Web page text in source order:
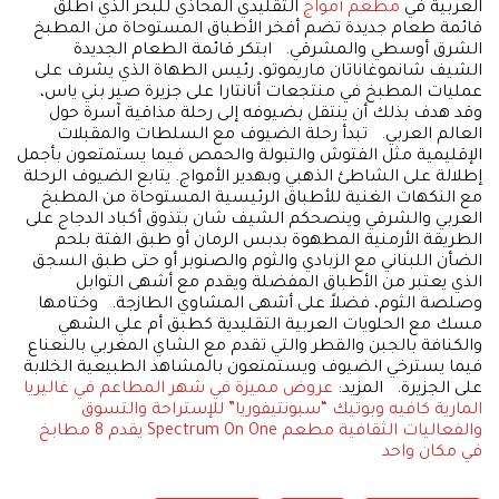
العربية في مطعم أمواج التقليدي المحاذي للبحر الذي أطلق
قائمة طعام جديدة تضم أفخر الأطباق المستوحاة من المطبخ
الشرق أوسطي والمشرقي. ابتكر قائمة الطعام الجديدة
الشيف شانموغاناتان ماريموتو، رئيس الطهاة الذي يشرف على
عمليات المطبخ في منتجعات أنانتارا على جزيرة صير بني ياس،
وقد هدف بذلك أن ينتقل بضيوفه إلى رحلة مذاقية آسرة حول
العالم العربي. تبدأ رحلة الضيوف مع السلطات والمقبلات
الإقليمية مثل الفتوش والتبولة والحمص فيما يستمتعون بأجمل
إطلالة على الشاطئ الذهبي وبهدير الأمواج. يتابع الضيوف الرحلة
مع النكهات الغنية للأطباق الرئيسية المستوحاة من المطبخ
العربي والشرقي وينصحكم الشيف شان بتذوق أكباد الدجاج على
الطريقة الأرمنية المطهوة بدبس الرمان أو طبق الفتة بلحم
الضأن اللبناني مع الزبادي والثوم والصنوبر أو حتى طبق السجق
الذي يعتبر من الأطباق المفضلة ويقدم مع أشهى التوابل
وصلصة الثوم، فضلاً على أشهى المشاوي الطازجة. وختامها
مسك مع الحلويات العربية التقليدية كطبق أم علي الشهي
والكنافة بالجبن والقطر والتي تقدم مع الشاي المغربي بالنعناع
فيما يسترخي الضيوف ويستمتعون بالمشاهد الطبيعية الخلابة
على الجزيرة. المزيد: عروض مميزة في شهر المطاعم في غاليريا
المارية كافيه وبوتيك “سبونتيفوريا” للإستراحة والتسوق
والفعاليات الثقافية
مطعم Spectrum On One يقدم 8 مطابخ
في مكان واحد